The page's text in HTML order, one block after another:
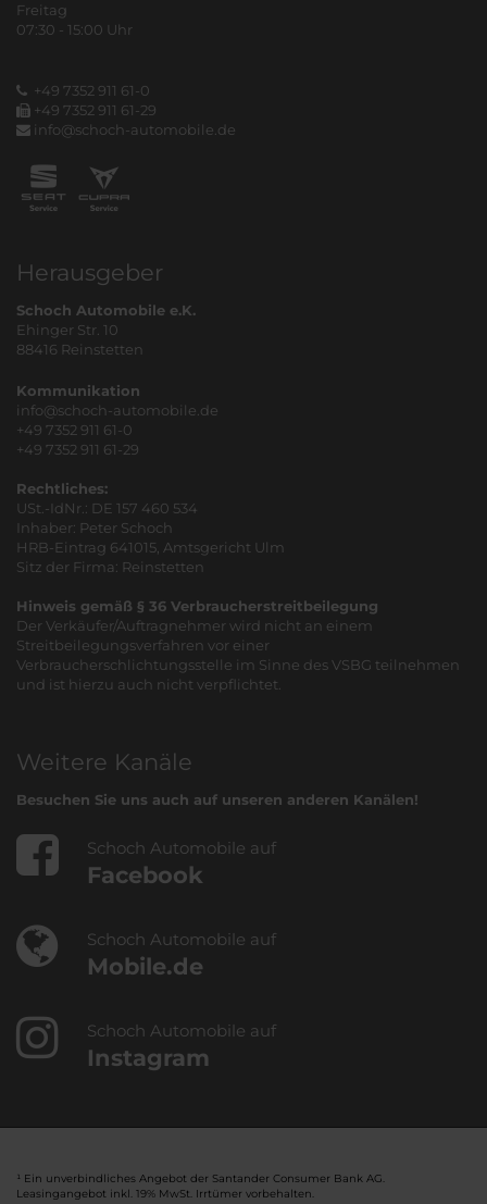
Freitag
07:30 - 15:00 Uhr
+49 7352 911 61-0
+49 7352 911 61-29
info@schoch-automobile.de
Herausgeber
Schoch Automobile e.K.
Ehinger Str. 10
88416 Reinstetten
Kommunikation
info@schoch-automobile.de
+49 7352 911 61-0
+49 7352 911 61-29
Rechtliches:
USt.-IdNr.: DE 157 460 534
Inhaber: Peter Schoch
HRB-Eintrag 641015, Amtsgericht Ulm
Sitz der Firma: Reinstetten
Hinweis gemäß § 36 Verbraucherstreitbeilegung
Der Verkäufer/Auftragnehmer wird nicht an einem
Streitbeilegungsverfahren vor einer
Verbraucherschlichtungsstelle im Sinne des VSBG teilnehmen
und ist hierzu auch nicht verpflichtet.
Weitere Kanäle
Besuchen Sie uns auch auf unseren anderen Kanälen!
Schoch Automobile auf
Facebook
Schoch Automobile auf
Mobile.de
Schoch Automobile auf
Instagram
¹ Ein unverbindliches Angebot der Santander Consumer Bank AG.
Leasingangebot inkl. 19% MwSt. Irrtümer vorbehalten.